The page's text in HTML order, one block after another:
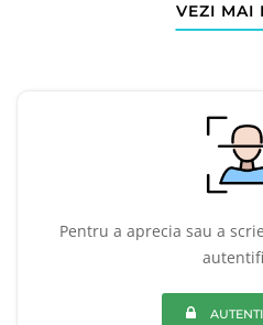
VEZI MAI
Pentru a aprecia sau a